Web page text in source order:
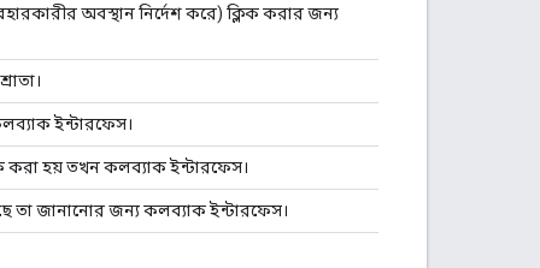
অবস্থান নির্দেশ করে) ক্লিক করার জন্য
ইন্টারফেস।
করা হয় তখন কলব্যাক ইন্টারফেস।
তা জানানোর জন্য কলব্যাক ইন্টারফেস।